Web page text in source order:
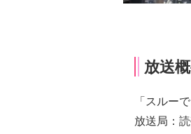
放送
「スルー
放送局：